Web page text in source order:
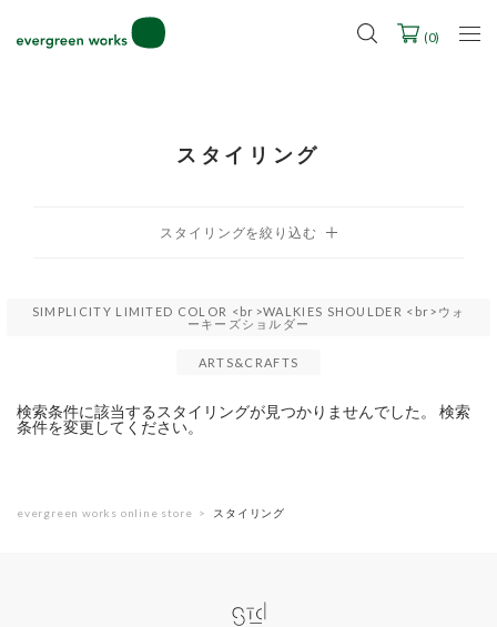
2027年ご入学用ランドセル受注会スケジュール
(0)
スタイリング
SIMPLICITY LIMITED COLOR <br>WALKIES SHOULDER <br>ウォ
ーキーズショルダー
ARTS&CRAFTS
検索条件に該当するスタイリングが見つかりませんでした。 検索
条件を変更してください。
evergreen works online store スタイリング